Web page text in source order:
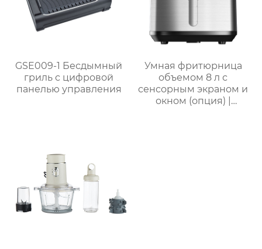
GSE009-1 Бесдымный
гриль с цифровой
панелью управления
Умная фритюрница
объемом 8 л с
сенсорным экраном и
окном (опция) |